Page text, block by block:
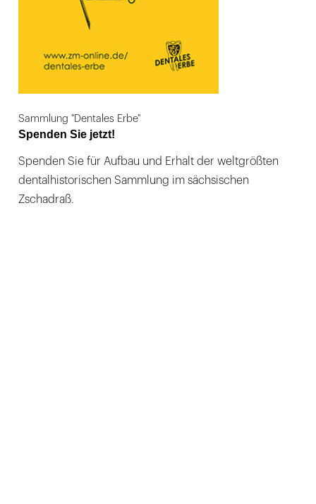
Sammlung "Dentales Erbe"
Spenden Sie jetzt!
Spenden Sie für Aufbau und Erhalt der weltgrößten
dentalhistorischen Sammlung im sächsischen
Zschadraß.